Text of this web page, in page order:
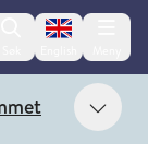
Change
Vis